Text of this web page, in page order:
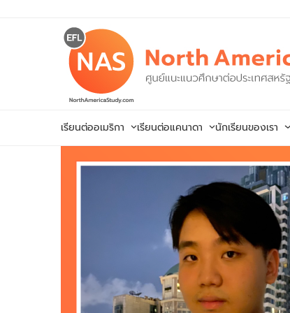
เรียนต่ออเมริกา เรียนต่อแคนาดา นักเรียนของเรา